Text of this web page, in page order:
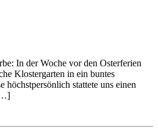
In der Woche vor den Osterferien
Klostergarten in ein buntes
höchstpersönlich stattete uns einen